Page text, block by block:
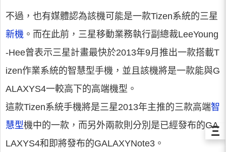
不過，也有媒體認為該機可能是一款Tizen系統的三星
新機 。而在此前，三星移動業務執行副總裁LeeYoung
-Hee曾表示三星計畫最快於2013年9月推出一款搭載T
izen作業系統的智慧型手機，並且該機將是一款能與G
ALAXYS4一較高下的高端機型。
這款Tizen系統手機將是三星2013年主推的三款高端智
慧型機中的一款，而另外兩款則分別是已經發布的GA
LAXYS4和即將發布的GALAXYNote3。
Ξ